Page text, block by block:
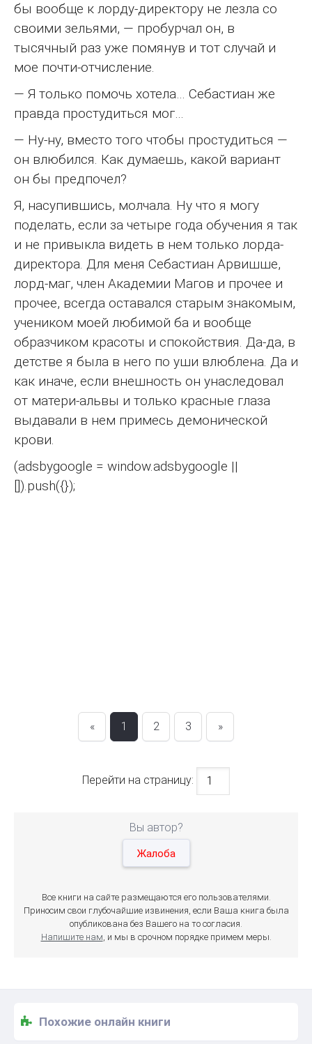
бы вообще к лорду-директору не лезла со
своими зельями, — пробурчал он, в
тысячный раз уже помянув и тот случай и
мое почти-отчисление.
— Я только помочь хотела… Себастиан же
правда простудиться мог…
— Ну-ну, вместо того чтобы простудиться —
он влюбился. Как думаешь, какой вариант
он бы предпочел?
Я, насупившись, молчала. Ну что я могу
поделать, если за четыре года обучения я так
и не привыкла видеть в нем только лорда-
директора. Для меня Себастиан Арвишше,
лорд-маг, член Академии Магов и прочее и
прочее, всегда оставался старым знакомым,
учеником моей любимой ба и вообще
образчиком красоты и спокойствия. Да-да, в
детстве я была в него по уши влюблена. Да и
как иначе, если внешность он унаследовал
от матери-альвы и только красные глаза
выдавали в нем примесь демонической
крови.
(adsbygoogle = window.adsbygoogle ||
[]).push({});
« 1 2 3 »
Перейти на страницу:
Вы автор?
Жалоба
Все книги на сайте размещаются его пользователями.
Приносим свои глубочайшие извинения, если Ваша книга была
опубликована без Вашего на то согласия.
Напишите нам, и мы в срочном порядке примем меры.
Похожие онлайн книги